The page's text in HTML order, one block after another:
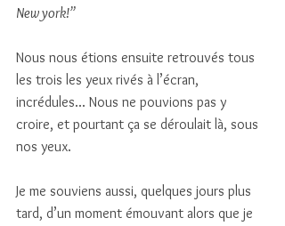
New york!”
Nous nous étions ensuite retrouvés tous
les trois les yeux rivés à l’écran,
incrédules... Nous ne pouvions pas y
croire, et pourtant ça se déroulait là, sous
nos yeux.
Je me souviens aussi, quelques jours plus
tard, d’un moment émouvant alors que je